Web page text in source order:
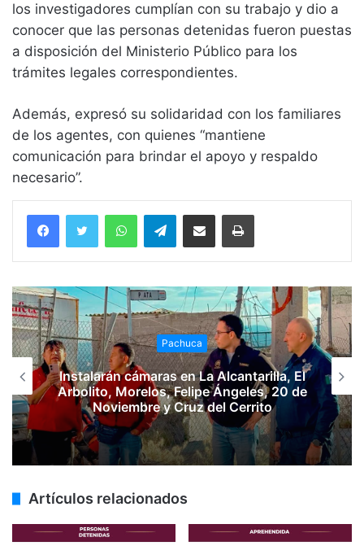
los investigadores cumplían con su trabajo y dio a
conocer que las personas detenidas fueron puestas
a disposición del Ministerio Público para los
trámites legales correspondientes.
Además, expresó su solidaridad con los familiares
de los agentes, con quienes “mantiene
comunicación para brindar el apoyo y respaldo
necesario”.
WhatsAppTelegramCompartir vía email Imprimir
Pachuca
Instalarán cámaras en La Alcantarilla, El
Arbolito, Morelos, Felipe Ángeles, 20 de
Noviembre y Cruz del Cerrito
Artículos relacionados